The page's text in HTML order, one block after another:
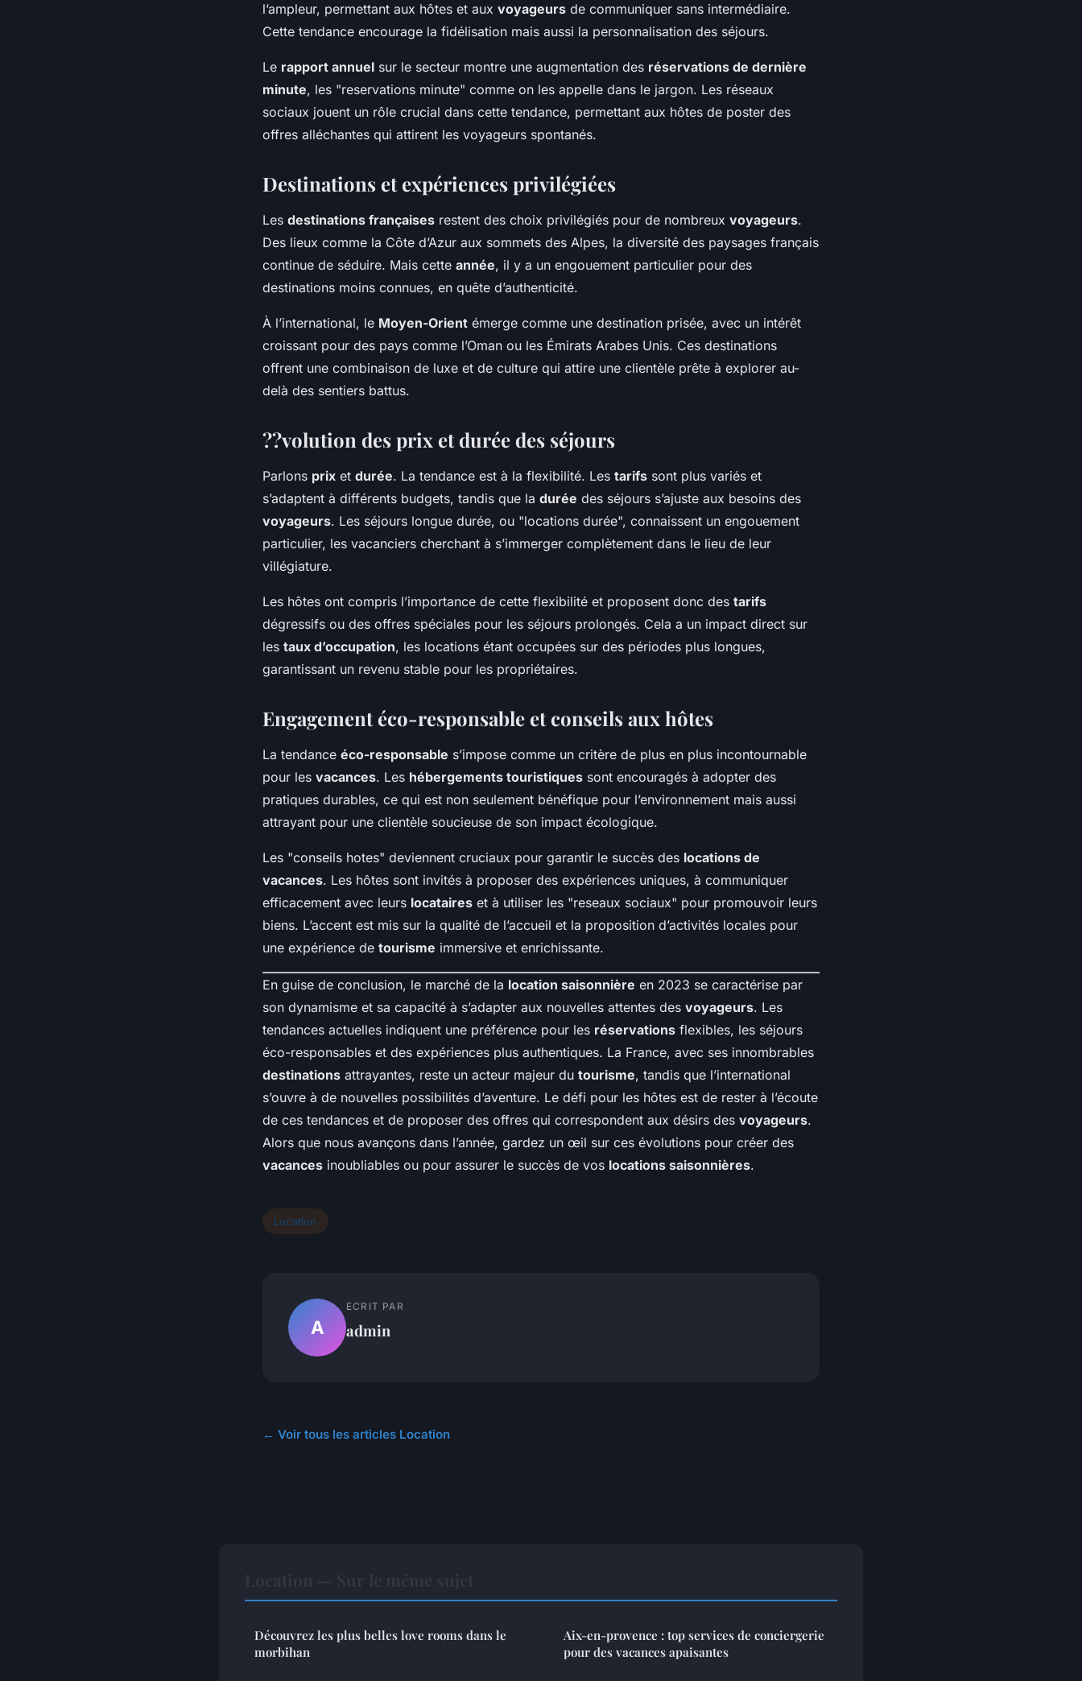
l’ampleur, permettant aux hôtes et aux voyageurs de communiquer sans intermédiaire.
Cette tendance encourage la fidélisation mais aussi la personnalisation des séjours.
Le rapport annuel sur le secteur montre une augmentation des réservations de dernière
minute, les "reservations minute" comme on les appelle dans le jargon. Les réseaux
sociaux jouent un rôle crucial dans cette tendance, permettant aux hôtes de poster des
offres alléchantes qui attirent les voyageurs spontanés.
Destinations et expériences privilégiées
Les destinations françaises restent des choix privilégiés pour de nombreux voyageurs.
Des lieux comme la Côte d’Azur aux sommets des Alpes, la diversité des paysages français
continue de séduire. Mais cette année, il y a un engouement particulier pour des
destinations moins connues, en quête d’authenticité.
À l’international, le Moyen-Orient émerge comme une destination prisée, avec un intérêt
croissant pour des pays comme l’Oman ou les Émirats Arabes Unis. Ces destinations
offrent une combinaison de luxe et de culture qui attire une clientèle prête à explorer au-
delà des sentiers battus.
??volution des prix et durée des séjours
Parlons prix et durée. La tendance est à la flexibilité. Les tarifs sont plus variés et
s’adaptent à différents budgets, tandis que la durée des séjours s’ajuste aux besoins des
voyageurs. Les séjours longue durée, ou "locations durée", connaissent un engouement
particulier, les vacanciers cherchant à s’immerger complètement dans le lieu de leur
villégiature.
Les hôtes ont compris l’importance de cette flexibilité et proposent donc des tarifs
dégressifs ou des offres spéciales pour les séjours prolongés. Cela a un impact direct sur
les taux d’occupation, les locations étant occupées sur des périodes plus longues,
garantissant un revenu stable pour les propriétaires.
Engagement éco-responsable et conseils aux hôtes
La tendance éco-responsable s’impose comme un critère de plus en plus incontournable
pour les vacances. Les hébergements touristiques sont encouragés à adopter des
pratiques durables, ce qui est non seulement bénéfique pour l’environnement mais aussi
attrayant pour une clientèle soucieuse de son impact écologique.
Les "conseils hotes" deviennent cruciaux pour garantir le succès des locations de
vacances. Les hôtes sont invités à proposer des expériences uniques, à communiquer
efficacement avec leurs locataires et à utiliser les "reseaux sociaux" pour promouvoir leurs
biens. L’accent est mis sur la qualité de l’accueil et la proposition d’activités locales pour
une expérience de tourisme immersive et enrichissante.
En guise de conclusion, le marché de la location saisonnière en 2023 se caractérise par
son dynamisme et sa capacité à s’adapter aux nouvelles attentes des voyageurs. Les
tendances actuelles indiquent une préférence pour les réservations flexibles, les séjours
éco-responsables et des expériences plus authentiques. La France, avec ses innombrables
destinations attrayantes, reste un acteur majeur du tourisme, tandis que l’international
s’ouvre à de nouvelles possibilités d’aventure. Le défi pour les hôtes est de rester à l’écoute
de ces tendances et de proposer des offres qui correspondent aux désirs des voyageurs.
Alors que nous avançons dans l’année, gardez un œil sur ces évolutions pour créer des
vacances inoubliables ou pour assurer le succès de vos locations saisonnières.
Location
A
ECRIT PAR
admin
← Voir tous les articles Location
Découvrez les plus belles love rooms dans le
morbihan
Aix-en-provence : top services de conciergerie
pour des vacances apaisantes